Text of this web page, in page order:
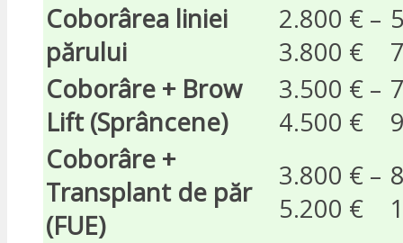
Coborârea liniei
părului
2.800 € –
3.800 €
Coborâre + Brow
Lift (Sprâncene)
3.500 € –
4.500 €
Coborâre +
Transplant de păr
(FUE)
3.800 € –
5.200 €